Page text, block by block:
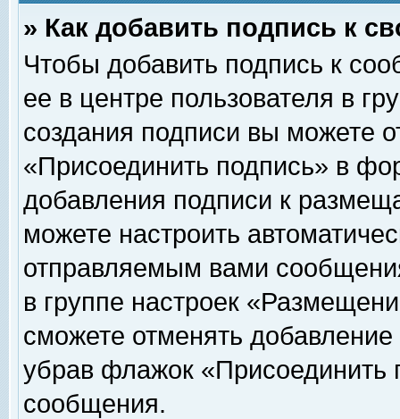
» Как добавить подпись к
Чтобы добавить подпись к
ее в центре пользователя в
создания подписи вы можете
«Присоединить подпись» в
добавления подписи к
можете настроить
отправляемым вами
в группе настроек
сможете отменять
убрав флажок «Присоединить
сообщения.